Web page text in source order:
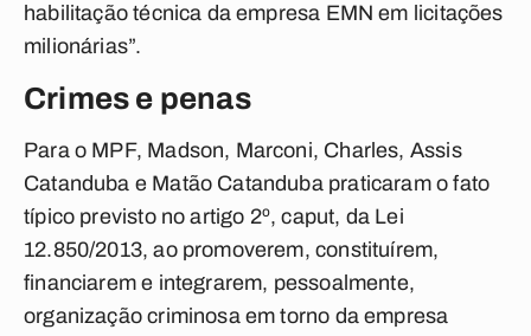
habilitação técnica da empresa EMN em licitações
milionárias”.
Crimes e penas
Para o MPF, Madson, Marconi, Charles, Assis
Catanduba e Matão Catanduba praticaram o fato
típico previsto no artigo 2º, caput, da Lei
12.850/2013, ao promoverem, constituírem,
financiarem e integrarem, pessoalmente,
organização criminosa em torno da empresa